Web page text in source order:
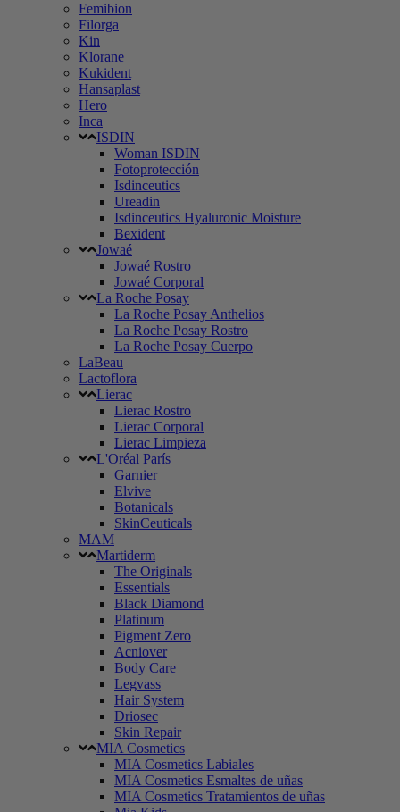
Femibion
Filorga
Kin
Klorane
Kukident
Hansaplast
Hero
Inca
ISDIN
Woman ISDIN
Fotoprotección
Isdinceutics
Ureadin
Isdinceutics Hyaluronic Moisture
Bexident
Jowaé
Jowaé Rostro
Jowaé Corporal
La Roche Posay
La Roche Posay Anthelios
La Roche Posay Rostro
La Roche Posay Cuerpo
LaBeau
Lactoflora
Lierac
Lierac Rostro
Lierac Corporal
Lierac Limpieza
L'Oréal París
Garnier
Elvive
Botanicals
SkinCeuticals
MAM
Martiderm
The Originals
Essentials
Black Diamond
Platinum
Pigment Zero
Acniover
Body Care
Legvass
Hair System
Driosec
Skin Repair
MIA Cosmetics
MIA Cosmetics Labiales
MIA Cosmetics Esmaltes de uñas
MIA Cosmetics Tratamientos de uñas